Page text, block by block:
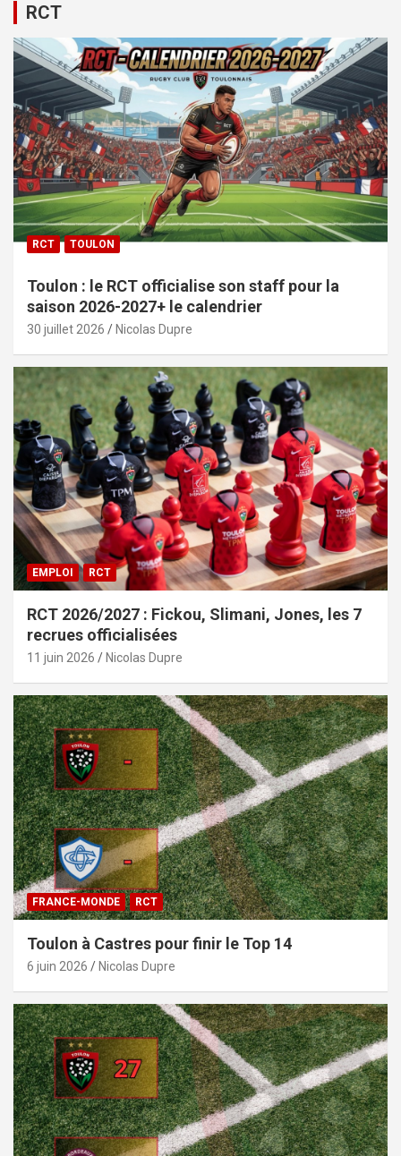
RCT
RCT TOULON
Toulon : le RCT officialise son staff pour la
saison 2026-2027+ le calendrier
30 juillet 2026 Nicolas Dupre
EMPLOI RCT
RCT 2026/2027 : Fickou, Slimani, Jones, les 7
recrues officialisées
11 juin 2026 Nicolas Dupre
FRANCE-MONDE RCT
Toulon à Castres pour finir le Top 14
6 juin 2026 Nicolas Dupre